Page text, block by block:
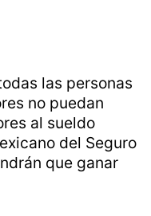
las personas
no puedan
al sueldo
del Seguro
que ganar